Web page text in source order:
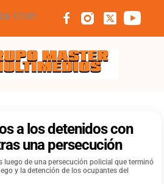
17:01
Multimedios
a los detenidos con
una persecución
luego de una persecución policial que terminó
y la detención de los ocupantes del